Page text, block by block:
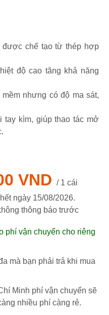
VND / 1 cái
ngày 15/08/2026.
thông báo trước
phí vận chuyển cho riêng
mà bạn phải trả khi mua
Minh phí vận chuyển sẽ
nhiều phí càng rẻ.